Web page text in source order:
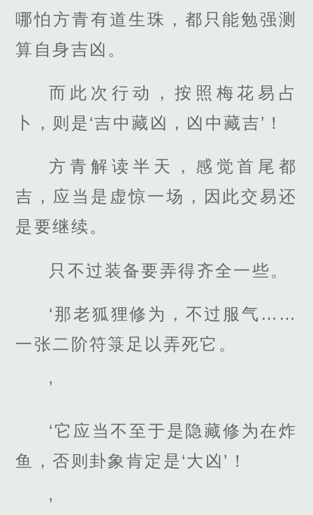
哪怕方青有道生珠，都只能勉强测
算自身吉凶。
而此次行动，按照梅花易占
卜，则是‘吉中藏凶，凶中藏吉’！
方青解读半天，感觉首尾都
吉，应当是虚惊一场，因此交易还
是要继续。
只不过装备要弄得齐全一些。
‘那老狐狸修为，不过服气……
一张二阶符箓足以弄死它。
’
‘它应当不至于是隐藏修为在炸
鱼，否则卦象肯定是‘大凶’！
’